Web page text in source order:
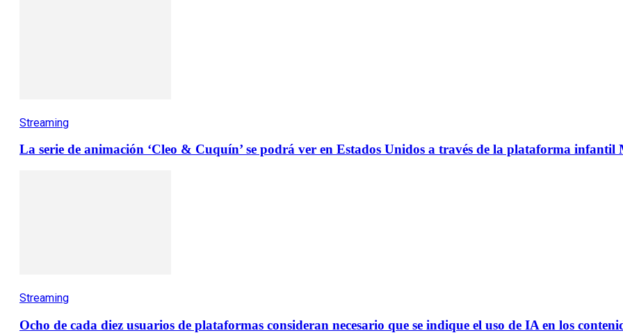
Streaming
La serie de animación ‘Cleo & Cuquín’ se podrá ver en Estados Unidos a través de la plataforma
Streaming
Ocho de cada diez usuarios de plataformas consideran necesario que se indique el uso de IA en los